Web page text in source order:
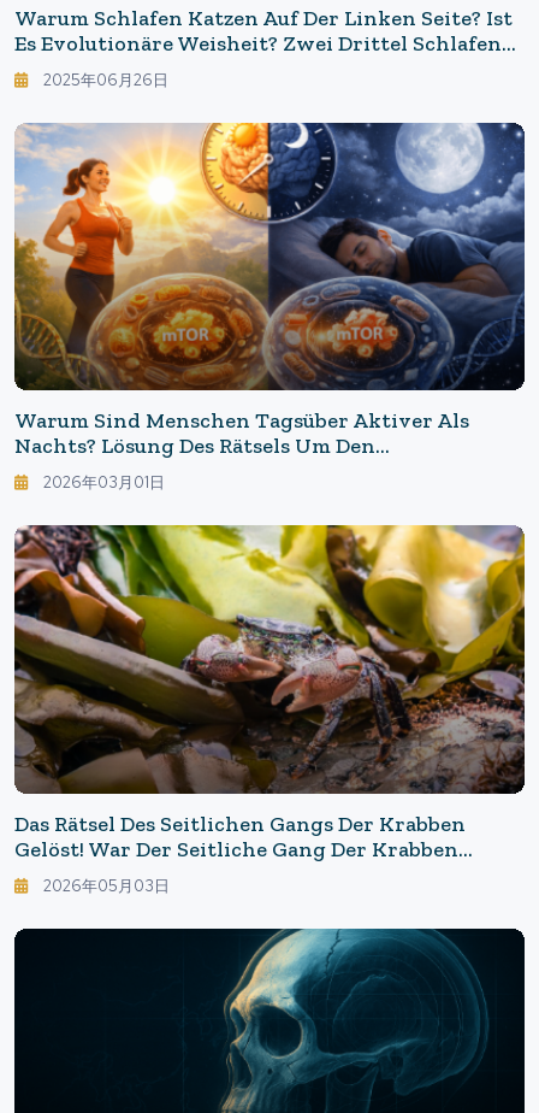
Warum Schlafen Katzen Auf Der Linken Seite? Ist
Es Evolutionäre Weisheit? Zwei Drittel Schlafen
Links! Das Geheimnis Der "Rechtsgehirn-Regel",
Die Katzen Heimlich Befolgen
2025年06月26日
Warum Sind Menschen Tagsüber Aktiver Als
Nachts? Lösung Des Rätsels Um Den
Lebensrhythmus: Die "robuste Zell-Uhr", Die Den
Tagaktiven Lebensstil Des Menschen Unterstützt
2026年03月01日
Das Rätsel Des Seitlichen Gangs Der Krabben
Gelöst! War Der Seitliche Gang Der Krabben
Tatsächlich Eine Einmalige Erfindung? Die
Universität Nagasaki Und Andere Institutionen
Kommen Dem Ursprung Der Evolution Auf Die
2026年05月03日